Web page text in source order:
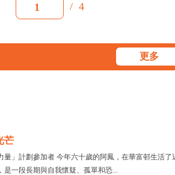
1 / 4
更多
芒
量」計劃參加者 今年六十歲的阿鳳，在華富邨生活了
一段長期與自我懷疑、孤單和恐...